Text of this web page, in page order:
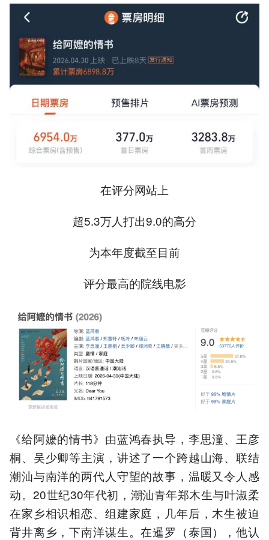
在评分网站上
超5.3万人打出9.0的高分
为本年度截至目前
评分最高的院线电影
《给阿嬷的情书》由蓝鸿春执导，李思潼、王彦
桐、吴少卿等主演，讲述了一个跨越山海、联结
潮汕与南洋的两代人守望的故事，温暖又令人感
动。20世纪30年代初，潮汕青年郑木生与叶淑柔
在家乡相识相恋、组建家庭，几年后，木生被迫
背井离乡，下南洋谋生。在暹罗（泰国），他认